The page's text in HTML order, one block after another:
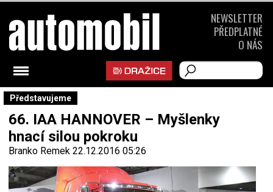
Představujeme
66. IAA HANNOVER – Myšlenky
hnací silou pokroku
Branko Remek 22.12.2016 05:26
NEWSLETTER
PŘEDPLATNÉ
O NÁS